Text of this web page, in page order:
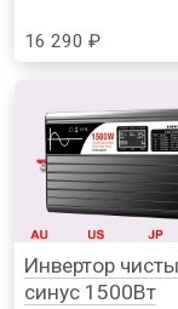
16 290 ₽
Инвертор
синус 1500Вт